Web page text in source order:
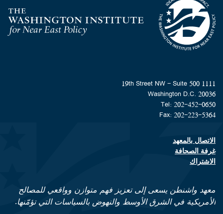
Homepage
1111 19th Street NW - Suite 500
Washington D.C. 20036
Tel: 202-452-0650
Fax: 202-223-5364
Footer contact links
الاتصال بالمعهد
غرفة الصحافة
الاشتراك
معهد واشنطن يسعى إلى تعزيز فهم متوازن وواقعي للمصالح
الأمريكية في الشرق الأوسط والنهوض بالسياسات التي تؤمّنها.